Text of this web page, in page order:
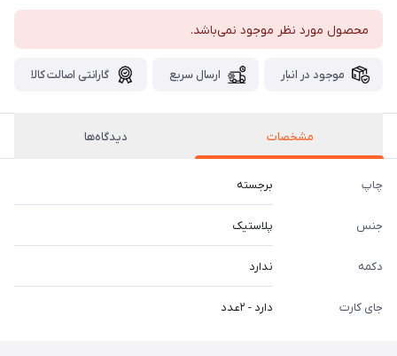
محصول مورد نظر موجود نمی‌باشد.
موجود در انبار ارسال سریع گارانتی اصالت کالا
مشخصات دیدگاه‌ها
چاپ برجسته
جنس پلاستیک
دکمه ندارد
جای کارت دارد - ۲عدد